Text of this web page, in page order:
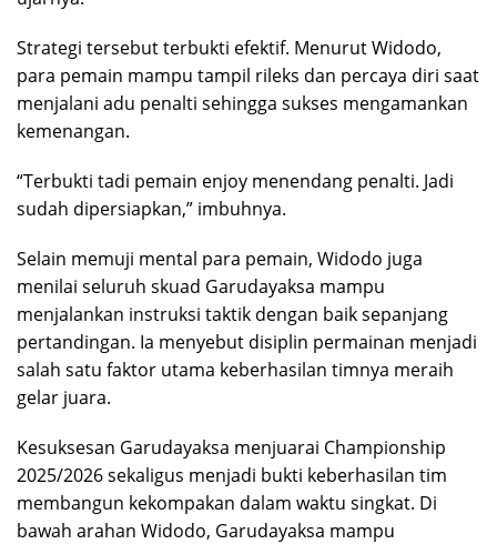
Strategi tersebut terbukti efektif. Menurut Widodo,
para pemain mampu tampil rileks dan percaya diri saat
menjalani adu penalti sehingga sukses mengamankan
kemenangan.
“Terbukti tadi pemain enjoy menendang penalti. Jadi
sudah dipersiapkan,” imbuhnya.
Selain memuji mental para pemain, Widodo juga
menilai seluruh skuad Garudayaksa mampu
menjalankan instruksi taktik dengan baik sepanjang
pertandingan. Ia menyebut disiplin permainan menjadi
salah satu faktor utama keberhasilan timnya meraih
gelar juara.
Kesuksesan Garudayaksa menjuarai Championship
2025/2026 sekaligus menjadi bukti keberhasilan tim
membangun kekompakan dalam waktu singkat. Di
bawah arahan Widodo, Garudayaksa mampu